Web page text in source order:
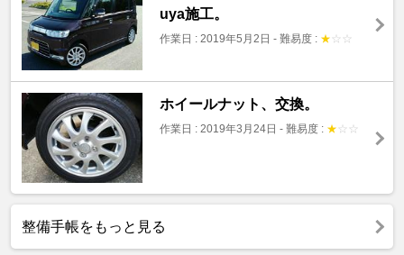
uya施工。
作業日 : 2019年5月2日 - 難易度 : ★ ☆ ☆
ホイールナット、交換。
作業日 : 2019年3月24日 - 難易度 : ★ ☆ ☆
整備手帳をもっと見る